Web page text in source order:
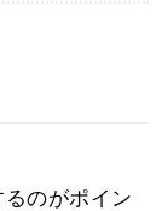
のがポイン